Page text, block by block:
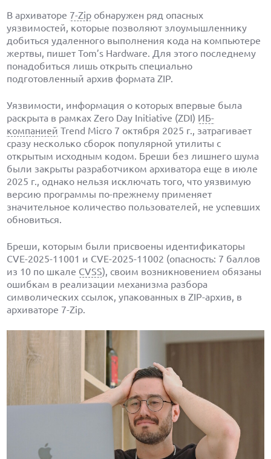
В архиваторе 7-Zip обнаружен ряд опасных
уязвимостей, которые позволяют злоумышленнику
добиться удаленного выполнения кода на компьютере
жертвы, пишет Tom’s Hardware. Для этого последнему
понадобиться лишь открыть специально
подготовленный архив формата ZIP.
Уязвимости, информация о которых впервые была
раскрыта в рамках Zero Day Initiative (ZDI) ИБ-
компанией Trend Micro 7 октября 2025 г., затрагивает
сразу несколько сборок популярной утилиты с
открытым исходным кодом. Бреши без лишнего шума
были закрыты разработчиком архиватора еще в июле
2025 г., однако нельзя исключать того, что уязвимую
версию программы по-прежнему применяет
значительное количество пользователей, не успевших
обновиться.
Бреши, которым были присвоены идентификаторы
CVE-2025-11001 и CVE-2025-11002 (опасность: 7 баллов
из 10 по шкале CVSS), своим возникновением обязаны
ошибкам в реализации механизма разбора
символических ссылок, упакованных в ZIP-архив, в
архиваторе 7-Zip.